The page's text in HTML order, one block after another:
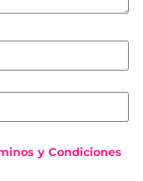
y Condiciones